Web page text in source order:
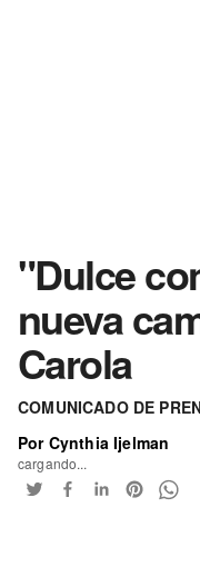
"Dulce
nueva
Carola
COMUNICADO DE
Por Cynthia Ijelman
cargando...